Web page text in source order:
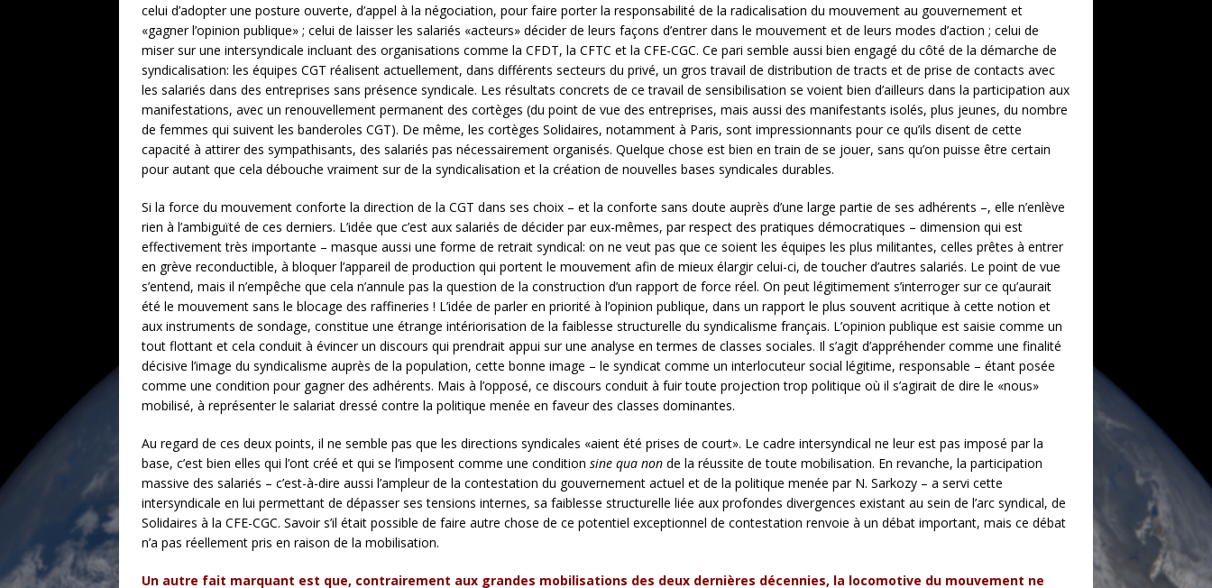
celui d’adopter une posture ouverte, d’appel à la négociation, pour faire porter la responsabilité de la radicalisation du mouvement au gouvernement et
«gagner l’opinion publique» ; celui de laisser les salariés «acteurs» décider de leurs façons d’entrer dans le mouvement et de leurs modes d’action ; celui de
miser sur une intersyndicale incluant des organisations comme la CFDT, la CFTC et la CFE-CGC. Ce pari semble aussi bien engagé du côté de la démarche de
syndicalisation: les équipes CGT réalisent actuellement, dans différents secteurs du privé, un gros travail de distribution de tracts et de prise de contacts avec
les salariés dans des entreprises sans présence syndicale. Les résultats concrets de ce travail de sensibilisation se voient bien d’ailleurs dans la participation aux
manifestations, avec un renouvellement permanent des cortèges (du point de vue des entreprises, mais aussi des manifestants isolés, plus jeunes, du nombre
de femmes qui suivent les banderoles CGT). De même, les cortèges Solidaires, notamment à Paris, sont impressionnants pour ce qu’ils disent de cette
capacité à attirer des sympathisants, des salariés pas nécessairement organisés. Quelque chose est bien en train de se jouer, sans qu’on puisse être certain
pour autant que cela débouche vraiment sur de la syndicalisation et la création de nouvelles bases syndicales durables.
Si la force du mouvement conforte la direction de la CGT dans ses choix – et la conforte sans doute auprès d’une large partie de ses adhérents –, elle n’enlève
rien à l’ambiguïté de ces derniers. L’idée que c’est aux salariés de décider par eux-mêmes, par respect des pratiques démocratiques – dimension qui est
effectivement très importante – masque aussi une forme de retrait syndical: on ne veut pas que ce soient les équipes les plus militantes, celles prêtes à entrer
en grève reconductible, à bloquer l’appareil de production qui portent le mouvement afin de mieux élargir celui-ci, de toucher d’autres salariés. Le point de vue
s’entend, mais il n’empêche que cela n’annule pas la question de la construction d’un rapport de force réel. On peut légitimement s’interroger sur ce qu’aurait
été le mouvement sans le blocage des raffineries ! L’idée de parler en priorité à l’opinion publique, dans un rapport le plus souvent acritique à cette notion et
aux instruments de sondage, constitue une étrange intériorisation de la faiblesse structurelle du syndicalisme français. L’opinion publique est saisie comme un
tout flottant et cela conduit à évincer un discours qui prendrait appui sur une analyse en termes de classes sociales. Il s’agit d’appréhender comme une finalité
décisive l’image du syndicalisme auprès de la population, cette bonne image – le syndicat comme un interlocuteur social légitime, responsable – étant posée
comme une condition pour gagner des adhérents. Mais à l’opposé, ce discours conduit à fuir toute projection trop politique où il s’agirait de dire le «nous»
mobilisé, à représenter le salariat dressé contre la politique menée en faveur des classes dominantes.
Au regard de ces deux points, il ne semble pas que les directions syndicales «aient été prises de court». Le cadre intersyndical ne leur est pas imposé par la
base, c’est bien elles qui l’ont créé et qui se l’imposent comme une condition sine qua non de la réussite de toute mobilisation. En revanche, la participation
massive des salariés – c’est-à-dire aussi l’ampleur de la contestation du gouvernement actuel et de la politique menée par N. Sarkozy – a servi cette
intersyndicale en lui permettant de dépasser ses tensions internes, sa faiblesse structurelle liée aux profondes divergences existant au sein de l’arc syndical, de
Solidaires à la CFE-CGC. Savoir s’il était possible de faire autre chose de ce potentiel exceptionnel de contestation renvoie à un débat important, mais ce débat
n’a pas réellement pris en raison de la mobilisation.
Un autre fait marquant est que, contrairement aux grandes mobilisations des deux dernières décennies, la locomotive du mouvement ne